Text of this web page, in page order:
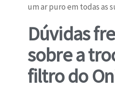
um ar puro em todas as
Dúvidas
sobre a
filtro do